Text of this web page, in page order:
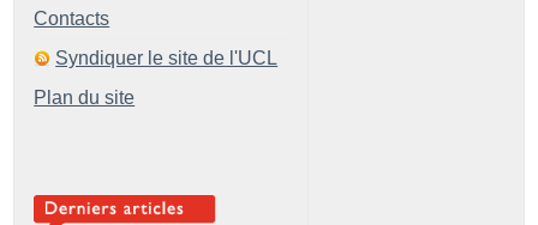
Contacts
Syndiquer le site de l'UCL
Plan du site